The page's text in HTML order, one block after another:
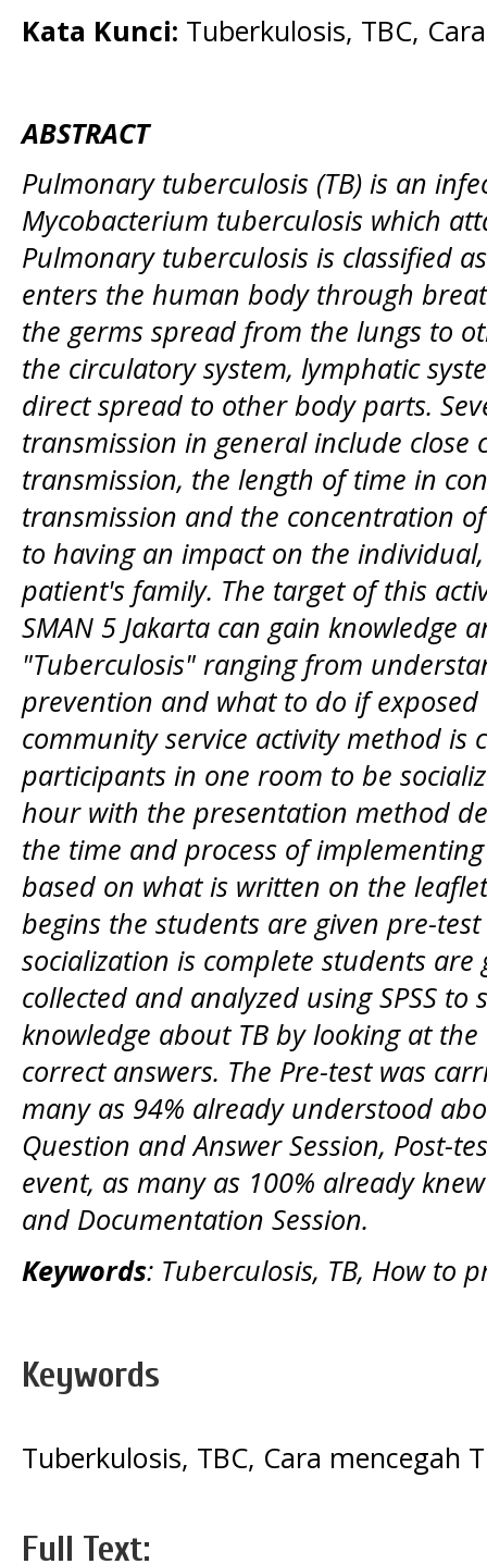
Kata Kunci: Tuberkulosis, TBC,
ABSTRACT
Pulmonary tuberculosis (TB) is an
Mycobacterium tuberculosis which
Pulmonary tuberculosis is classified
enters the human body through
the germs spread from the lungs to
the circulatory system, lymphatic
direct spread to other body parts.
transmission in general include close
transmission, the length of time in
transmission and the concentration
to having an impact on the
patient's family. The target of this
SMAN 5 Jakarta can gain knowledge
"Tuberculosis" ranging from
prevention and what to do if exposed
community service activity method is
participants in one room to be
hour with the presentation method
the time and process of
based on what is written on the
begins the students are given pre-
socialization is complete students
collected and analyzed using SPSS
knowledge about TB by looking at
correct answers. The Pre-test was
many as 94% already understood
Question and Answer Session, Post-
event, as many as 100% already
and Documentation Session.
Keywords: Tuberculosis, TB, How to
Keywords
Tuberkulosis, TBC, Cara mencegah
Full Text: